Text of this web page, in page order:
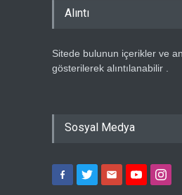
Alıntı
Sitede bulunun içerikler ve
gösterilerek alıntılanabilir .
Sosyal Medya